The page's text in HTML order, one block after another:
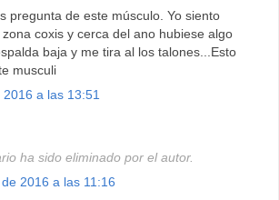
pregunta de este músculo. Yo siento
coxis y cerca del ano hubiese algo
baja y me tira al los talones...Esto
musculi
a las 13:51
ha sido eliminado por el autor.
2016 a las 11:16